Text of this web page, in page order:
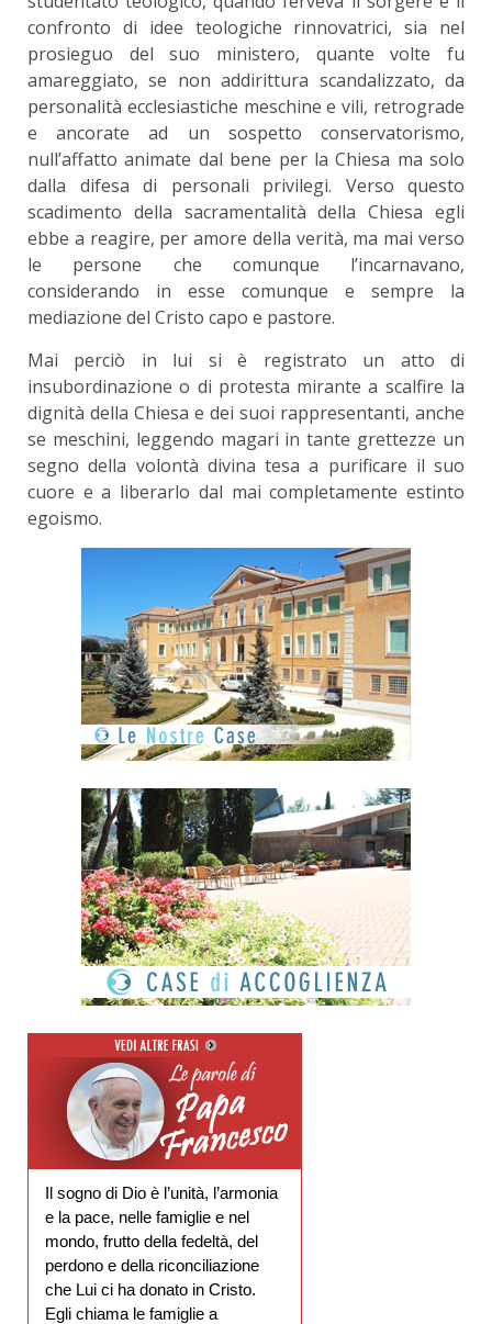
confronto di idee teologiche rinnovatrici, sia nel
prosieguo del suo ministero, quante volte fu
amareggiato, se non addirittura scandalizzato, da
personalità ecclesiastiche meschine e vili, retrograde
e ancorate ad un sospetto conservatorismo,
null’affatto animate dal bene per la Chiesa ma solo
dalla difesa di personali privilegi. Verso questo
scadimento della sacramentalità della Chiesa egli
ebbe a reagire, per amore della verità, ma mai verso
le persone che comunque l’incarnavano,
considerando in esse comunque e sempre la
mediazione del Cristo capo e pastore.
Mai perciò in lui si è registrato un atto di
insubordinazione o di protesta mirante a scalfire la
dignità della Chiesa e dei suoi rappresentanti, anche
se meschini, leggendo magari in tante grettezze un
segno della volontà divina tesa a purificare il suo
cuore e a liberarlo dal mai completamente estinto
egoismo.
Il sogno di Dio è l’unità, l’armonia
e la pace, nelle famiglie e nel
mondo, frutto della fedeltà, del
perdono e della riconciliazione
che Lui ci ha donato in Cristo.
Egli chiama le famiglie a